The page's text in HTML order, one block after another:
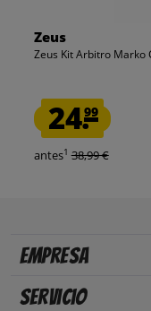
Zeus
Zeus Kit Arbitro Marko
24.99
antes1 38,99 €
Empresa
Servicio